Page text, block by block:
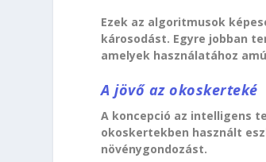
Ezek az algoritmusok
károsodást. Egyre jobban
amelyek használatához
A jövő az okoskerteké
A koncepció az intelligens
okoskertekben használt
növénygondozást.